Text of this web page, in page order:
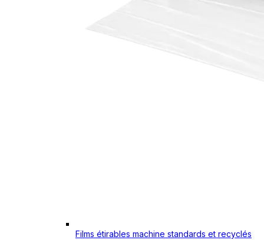
Films étirables machine standards et recyclés